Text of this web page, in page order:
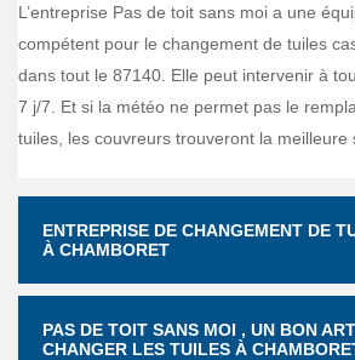
L’entreprise Pas de toit sans moi a une
compétent pour le changement de tuiles
dans tout le 87140. Elle peut intervenir à
7 j/7. Et si la météo ne permet pas le
tuiles, les couvreurs trouveront la meilleure
ENTREPRISE DE CHANGEMENT DE
À CHAMBORET
PAS DE TOIT SANS MOI , UN BON
CHANGER LES TUILES À